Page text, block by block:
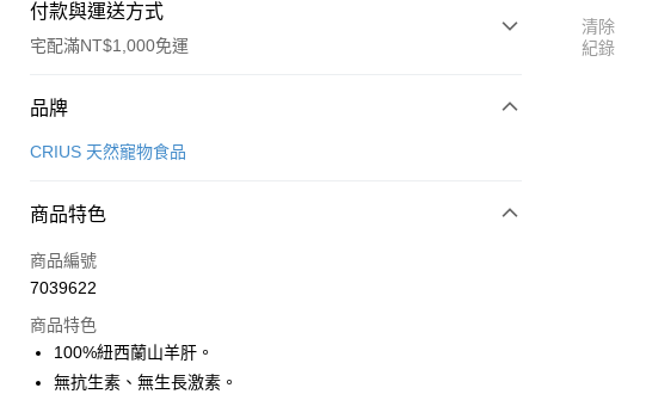
付款與運送方式
宅配滿NT$1,000免運
付款方式
信用卡一次付款
Google Pay
運送方式
品牌
CRIUS 天然寵物食品
商品特色
商品編號
7039622
商品特色
100%紐西蘭山羊肝。
無抗生素、無生長激素。
清除
紀錄